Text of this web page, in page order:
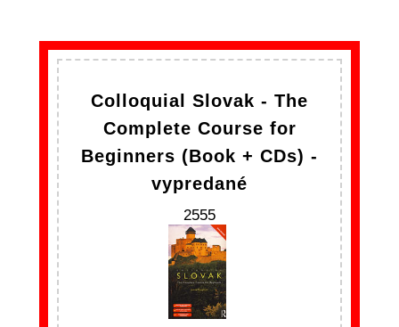
Colloquial Slovak - The
Complete Course for
Beginners (Book + CDs) -
vypredané
2555